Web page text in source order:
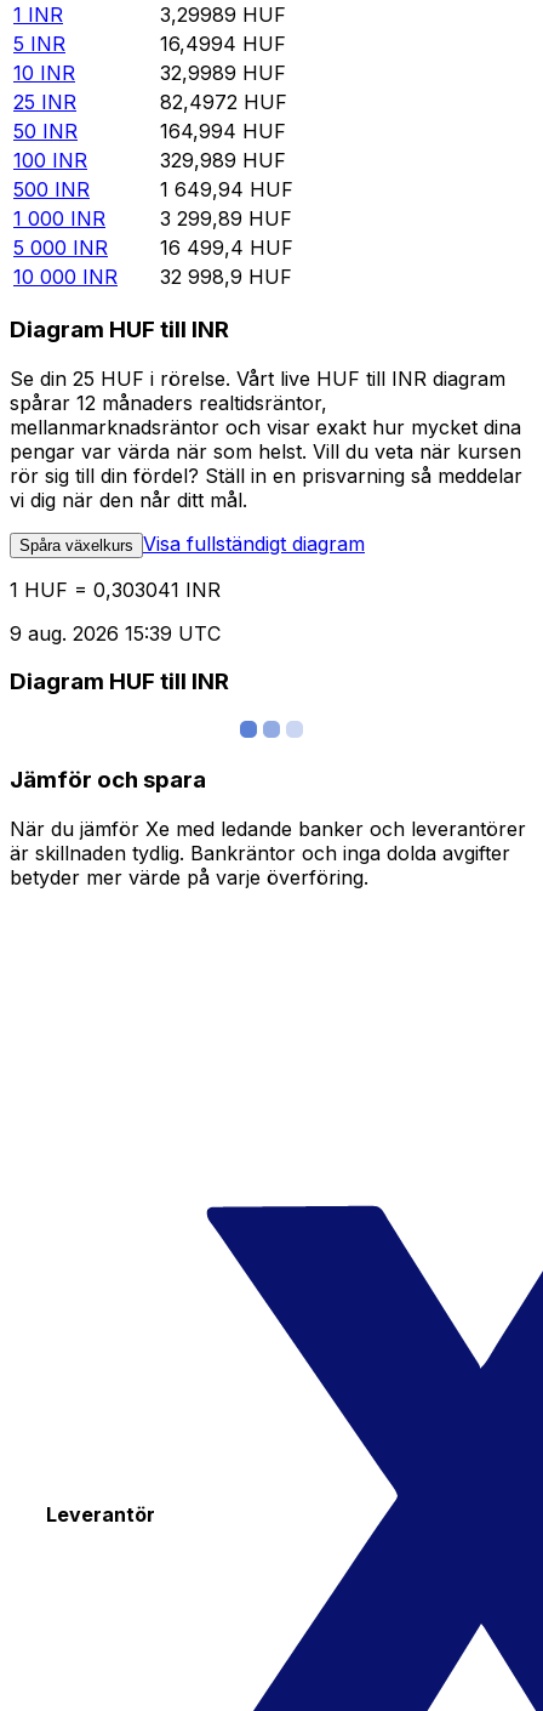
1 INR 3,29989 HUF
5 INR 16,4994 HUF
10 INR 32,9989 HUF
25 INR 82,4972 HUF
50 INR 164,994 HUF
100 INR 329,989 HUF
500 INR 1 649,94 HUF
1 000 INR 3 299,89 HUF
5 000 INR 16 499,4 HUF
10 000 INR 32 998,9 HUF
Diagram HUF till INR
Se din 25 HUF i rörelse. Vårt live HUF till INR diagram
spårar 12 månaders realtidsräntor,
mellanmarknadsräntor och visar exakt hur mycket dina
pengar var värda när som helst. Vill du veta när kursen
rör sig till din fördel? Ställ in en prisvarning så meddelar
vi dig när den når ditt mål.
Spåra växelkurs Visa fullständigt diagram
1 HUF = 0,303041 INR
9 aug. 2026 15:39 UTC
Diagram HUF till INR
Jämför och spara
När du jämför Xe med ledande banker och leverantörer
är skillnaden tydlig. Bankräntor och inga dolda avgifter
betyder mer värde på varje överföring.
Leverantör